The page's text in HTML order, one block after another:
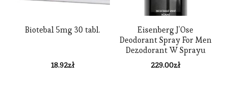
Biotebal 5mg 30 tabl.
18.92zł
Eisenberg J’Ose
Deodorant Spray For Men
Dezodorant W Sprayu
100Ml
229.00zł